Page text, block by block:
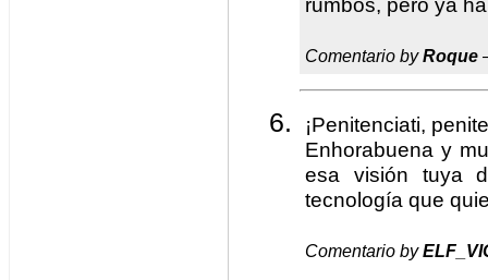
rumbos, pero ya
Comentario byRoque
¡Penitenciati,
Enhorabuena y
esa visión tuya
tecnología que
Comentario by